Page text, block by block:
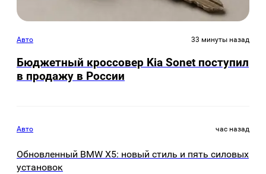
Авто 33 минуты назад
Бюджетный кроссовер Kia Sonet поступил
в продажу в России
Авто час назад
Обновленный BMW X5: новый стиль и пять силовых
установок